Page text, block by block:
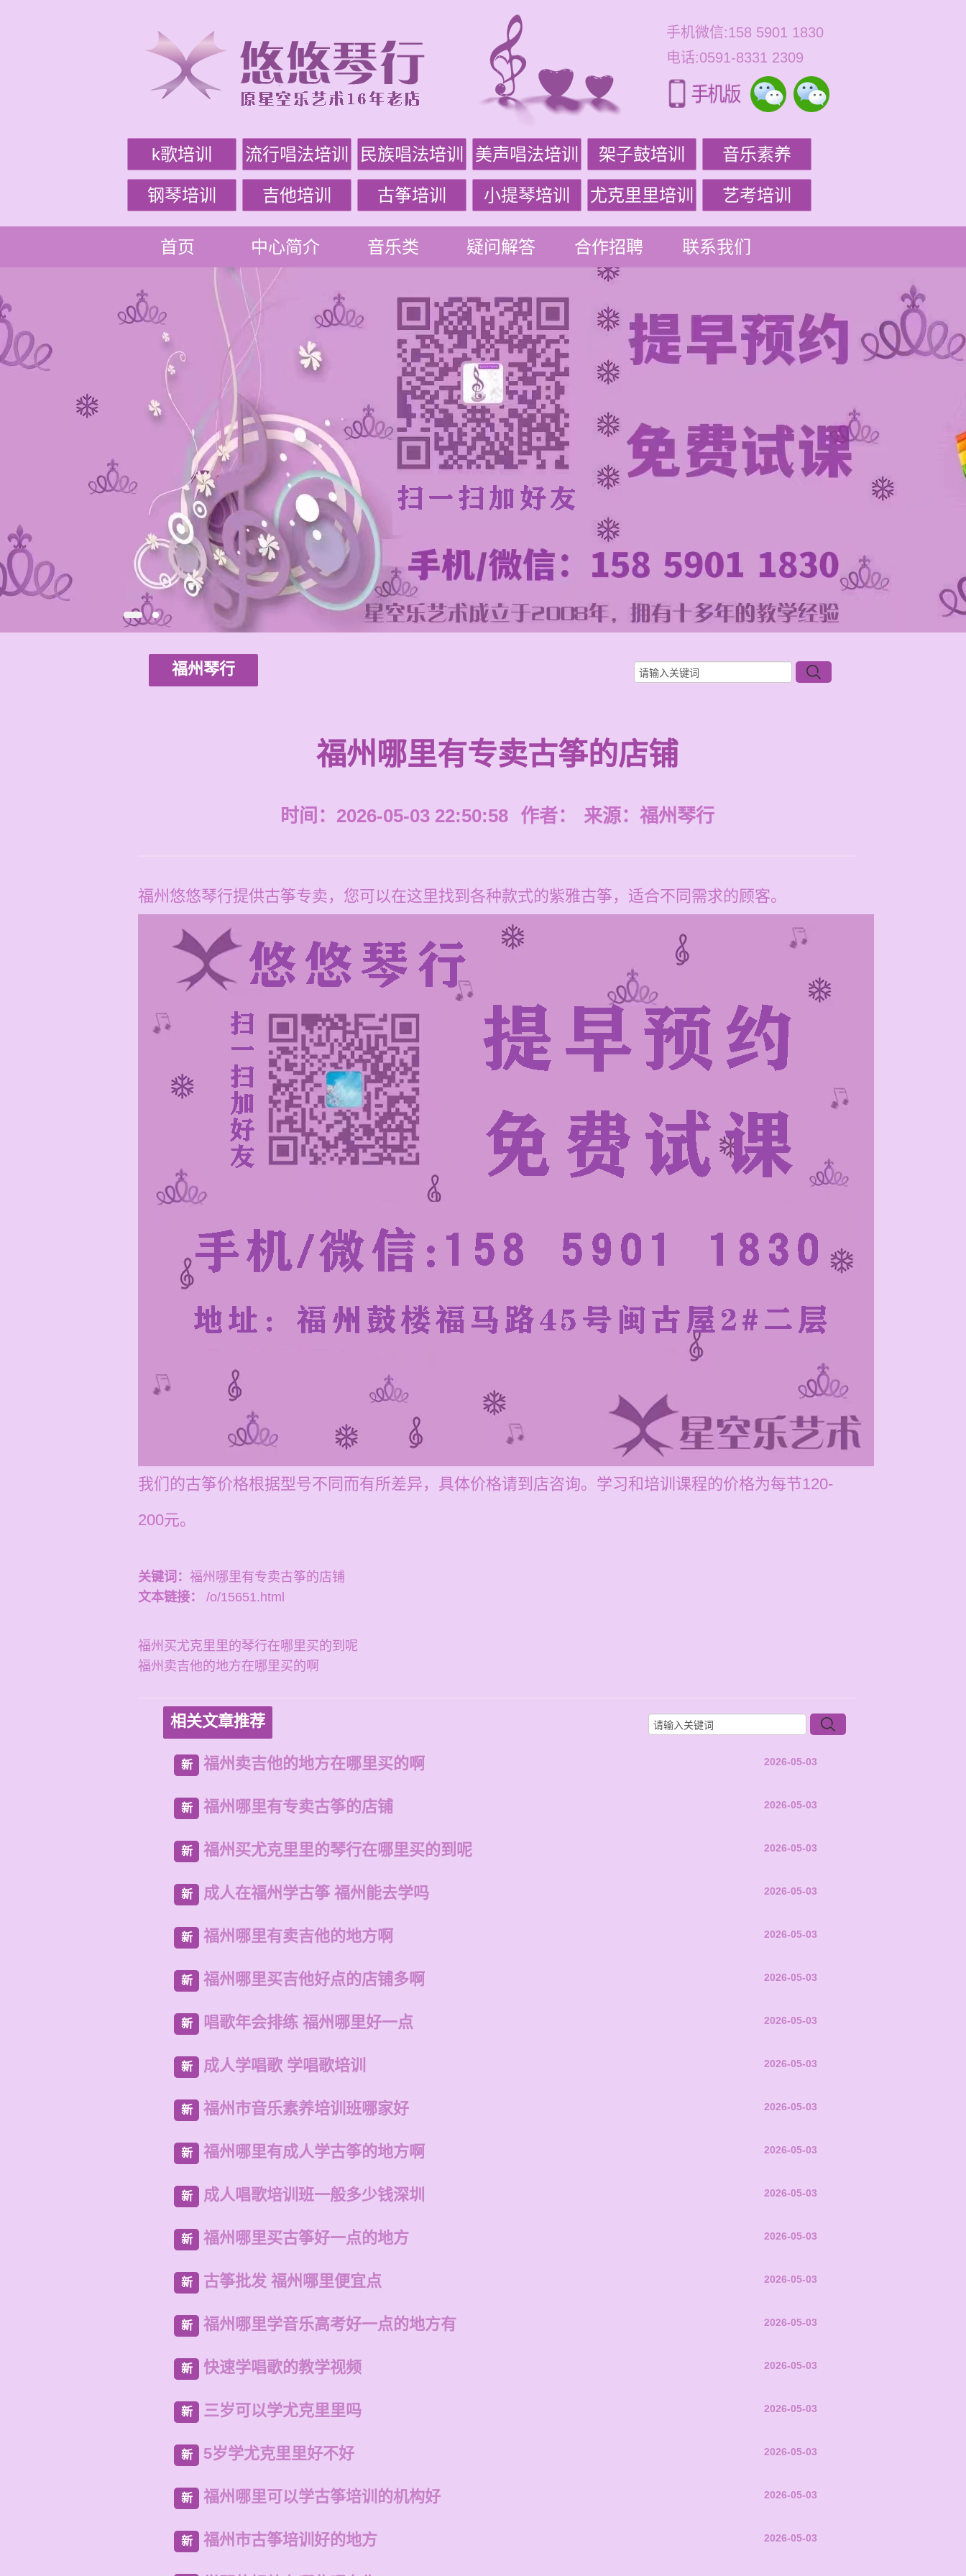
手机微信:158 5901 1830
电话:0591-8331 2309
k歌培训 流行唱法培训 民族唱法培训 美声唱法培训 架子鼓培训 音乐素养
钢琴培训 吉他培训 古筝培训 小提琴培训 尤克里里培训 艺考培训
首页 中心简介 音乐类 疑问解答 合作招聘 联系我们
福州琴行
福州哪里有专卖古筝的店铺
时间：2026-05-03 22:50:58 作者： 来源： 福州琴行
福州悠悠琴行提供古筝专卖，您可以在这里找到各种款式的紫雅古筝，适合不同需求的顾客。
我们的古筝价格根据型号不同而有所差异，具体价格请到店咨询。学习和培训课程的价格为每节120-
200元。
关键词： 福州哪里有专卖古筝的店铺
文本链接：
/o/15651.html
福州买尤克里里的琴行在哪里买的到呢
福州卖吉他的地方在哪里买的啊
相关文章推荐
新 福州卖吉他的地方在哪里买的啊 2026-05-03
新 福州哪里有专卖古筝的店铺 2026-05-03
新 福州买尤克里里的琴行在哪里买的到呢 2026-05-03
新 成人在福州学古筝 福州能去学吗 2026-05-03
新 福州哪里有卖吉他的地方啊 2026-05-03
新 福州哪里买吉他好点的店铺多啊 2026-05-03
新 唱歌年会排练 福州哪里好一点 2026-05-03
新 成人学唱歌 学唱歌培训 2026-05-03
新 福州市音乐素养培训班哪家好 2026-05-03
新 福州哪里有成人学古筝的地方啊 2026-05-03
新 成人唱歌培训班一般多少钱深圳 2026-05-03
新 福州哪里买古筝好一点的地方 2026-05-03
新 古筝批发 福州哪里便宜点 2026-05-03
新 福州哪里学音乐高考好一点的地方有 2026-05-03
新 快速学唱歌的教学视频 2026-05-03
新 三岁可以学尤克里里吗 2026-05-03
新 5岁学尤克里里好不好 2026-05-03
新 福州哪里可以学古筝培训的机构好 2026-05-03
新 福州市古筝培训好的地方 2026-05-03